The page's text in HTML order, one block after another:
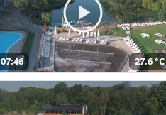
07:46 27,6 °C